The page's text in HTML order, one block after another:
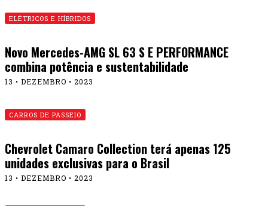
ELÉTRICOS E HÍBRIDOS
Novo Mercedes-AMG SL 63 S E PERFORMANCE
combina potência e sustentabilidade
13 • DEZEMBRO • 2023
CARROS DE PASSEIO
Chevrolet Camaro Collection terá apenas 125
unidades exclusivas para o Brasil
13 • DEZEMBRO • 2023